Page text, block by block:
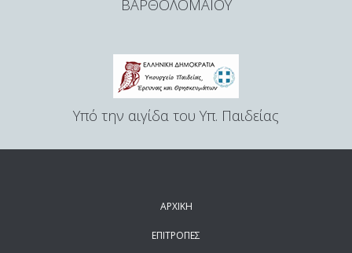
ΒΑΡΘΟΛΟΜΑΙΟΥ
Υπό την αιγίδα του Υπ. Παιδείας
ΑΡΧΙΚΗ
ΕΠΙΤΡΟΠΕΣ